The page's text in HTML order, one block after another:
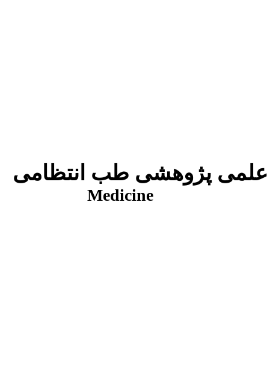
طب انتظامی
Medicine